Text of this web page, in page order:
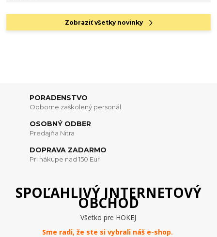
Zobraziť všetky novinky
PORADENSTVO
Odborne zaškolený personál
OSOBNÝ ODBER
Predajňa Nitra
DOPRAVA ZADARMO
Pri nákupe nad 150 Eur
SPOĽAHLIVÝ INTERNETOVÝ
OBCHOD
Všetko pre HOKEJ
Sme radi, že ste si vybrali náš e-shop.